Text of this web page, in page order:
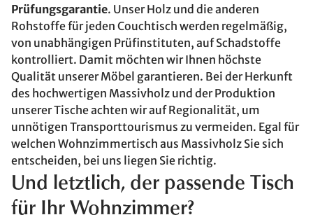
Prüfungsgarantie. Unser Holz und die anderen
Rohstoffe für jeden Couchtisch werden regelmäßig,
von unabhängigen Prüfinstituten, auf Schadstoffe
kontrolliert. Damit möchten wir Ihnen höchste
Qualität unserer Möbel garantieren. Bei der Herkunft
des hochwertigen Massivholz und der Produktion
unserer Tische achten wir auf Regionalität, um
unnötigen Transporttourismus zu vermeiden. Egal für
welchen Wohnzimmertisch aus Massivholz Sie sich
entscheiden, bei uns liegen Sie richtig.
Und letztlich, der passende Tisch
für Ihr Wohnzimmer?